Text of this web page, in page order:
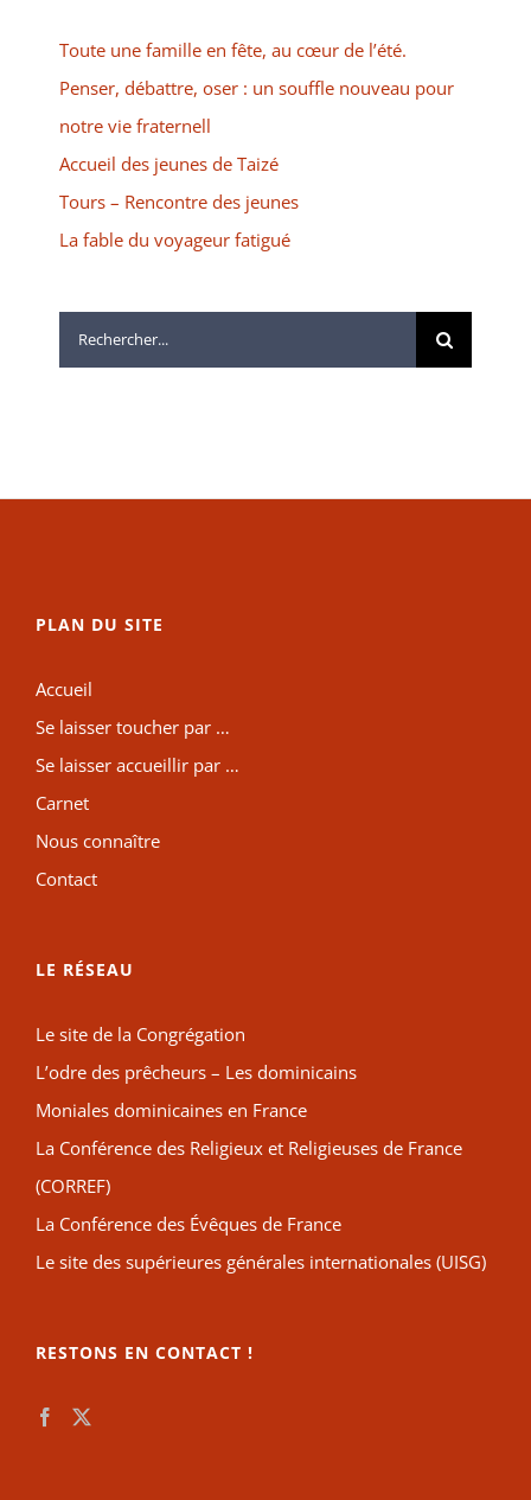
Toute une famille en fête, au cœur de l’été.
Penser, débattre, oser : un souffle nouveau pour
notre vie fraternell
Accueil des jeunes de Taizé
Tours – Rencontre des jeunes
La fable du voyageur fatigué
Rechercher:
PLAN DU SITE
Accueil
Se laisser toucher par …
Se laisser accueillir par …
Carnet
Nous connaître
Contact
LE RÉSEAU
Le site de la Congrégation
L’odre des prêcheurs – Les dominicains
Moniales dominicaines en France
La Conférence des Religieux et Religieuses de France
(CORREF)
La Conférence des Évêques de France
Le site des supérieures générales internationales (UISG)
RESTONS EN CONTACT !